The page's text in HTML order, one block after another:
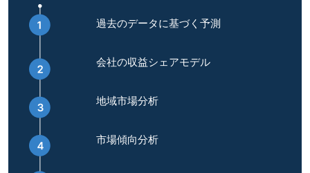
過去のデータに基づく予測
会社の収益シェアモデル
地域市場分析
市場傾向分析